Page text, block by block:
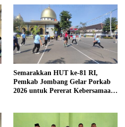
Semarakkan HUT ke-81 RI,
Pemkab Jombang Gelar Porkab
2026 untuk Pererat Kebersamaan